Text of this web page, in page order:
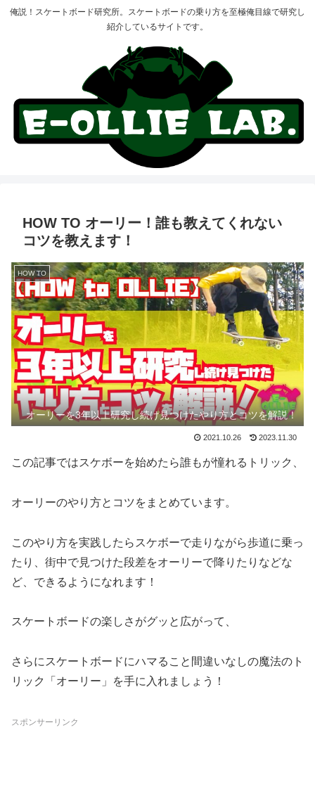
俺説！スケートボード研究所。スケートボードの乗り方を至極俺目線で研究し
紹介しているサイトです。
HOW TO オーリー！誰も教えてくれない
コツを教えます！
HOW TO
オーリーを3年以上研究し続け見つけたやり方とコツを解説！
2021.10.26 2023.11.30
この記事ではスケボーを始めたら誰もが憧れるトリック、
オーリーのやり方とコツをまとめています。
このやり方を実践したらスケボーで走りながら歩道に乗っ
たり、街中で見つけた段差をオーリーで降りたりなどな
ど、できるようになれます！
スケートボードの楽しさがグッと広がって、
さらにスケートボードにハマること間違いなしの魔法のト
リック「オーリー」を手に入れましょう！
スポンサーリンク